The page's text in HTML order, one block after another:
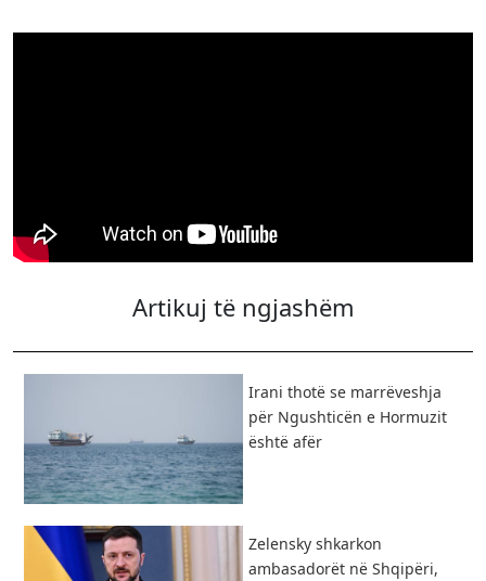
Artikuj të ngjashëm
Irani thotë se marrëveshja
për Ngushticën e Hormuzit
është afër
Zelensky shkarkon
ambasadorët në Shqipëri,